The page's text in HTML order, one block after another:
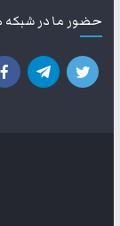
حضور ما در شبکه